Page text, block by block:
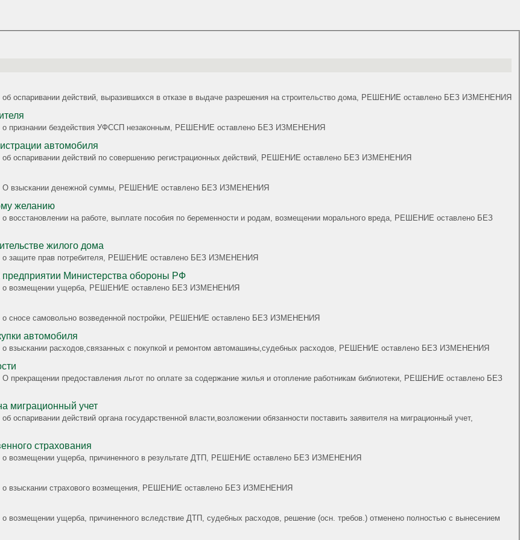
об оспаривании действий, выразившихся в отказе в выдаче разрешения на строительство дома, РЕШЕНИЕ оставлено БЕЗ ИЗМЕНЕНИЯ
о признании бездействия УФССП незаконным, РЕШЕНИЕ оставлено БЕЗ ИЗМЕНЕНИЯ
автомобиля
об оспаривании действий по совершению регистрационных действий, РЕШЕНИЕ оставлено БЕЗ ИЗМЕНЕНИЯ
О взыскании денежной суммы, РЕШЕНИЕ оставлено БЕЗ ИЗМЕНЕНИЯ
желанию
восстановлении на работе, выплате пособия по беременности и родам, возмещении морального вреда, РЕШЕНИЕ оставлено БЕЗ
жилого дома
о защите прав потребителя, РЕШЕНИЕ оставлено БЕЗ ИЗМЕНЕНИЯ
предприятии Министерства обороны РФ
о возмещении ущерба, РЕШЕНИЕ оставлено БЕЗ ИЗМЕНЕНИЯ
о сносе самовольно возведенной постройки, РЕШЕНИЕ оставлено БЕЗ ИЗМЕНЕНИЯ
автомобиля
о взыскании расходов,связанных с покупкой и ремонтом автомашины,судебных расходов, РЕШЕНИЕ оставлено БЕЗ ИЗМЕНЕНИЯ
прекращении предоставления льгот по оплате за содержание жилья и отопление работникам библиотеки, РЕШЕНИЕ оставлено БЕЗ
миграционный учет
действий органа государственной власти,возложении обязанности поставить заявителя на миграционный учет,
страхования
о возмещении ущерба, причиненного в результате ДТП, РЕШЕНИЕ оставлено БЕЗ ИЗМЕНЕНИЯ
о взыскании страхового возмещения, РЕШЕНИЕ оставлено БЕЗ ИЗМЕНЕНИЯ
возмещении ущерба, причиненного вследствие ДТП, судебных расходов, решение (осн. требов.) отменено полностью с вынесением